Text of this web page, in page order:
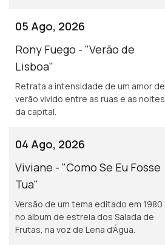
05 Ago, 2026
Rony Fuego - "Verão de
Lisboa"
Retrata a intensidade de um amor de
verão vivido entre as ruas e as noites
da capital.
04 Ago, 2026
Viviane - "Como Se Eu Fosse
Tua"
Versão de um tema editado em 1980
no álbum de estreia dos Salada de
Frutas, na voz de Lena d'Água.